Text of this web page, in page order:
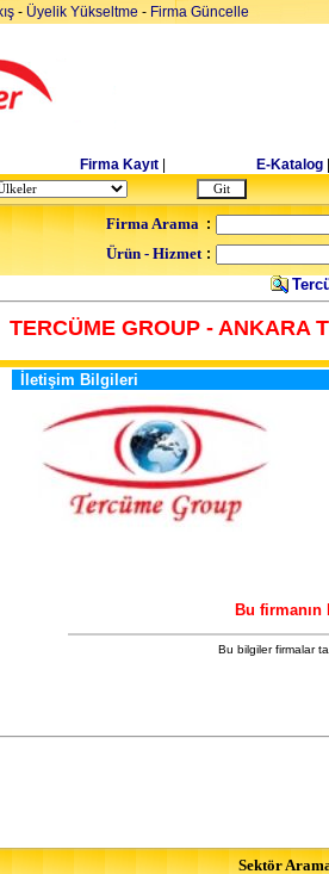
- Üyelik Yükseltme - Firma Güncelle
Firma Kayıt E-Katalog
Firma Arama :
Ürün - Hizmet :
TERCÜME GROUP - ANKARA
İletişim Bilgileri
Bu
Bu bilgiler firmalar
Sektör